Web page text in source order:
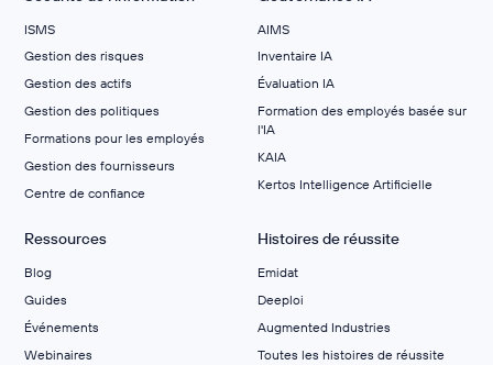
ISMS
Gestion des risques
Gestion des actifs
Gestion des politiques
Formations pour les employés
Gestion des fournisseurs
Centre de confiance
AIMS
Inventaire IA
Évaluation IA
Formation des employés basée sur
l'IA
KAIA
Kertos Intelligence Artificielle
Ressources
Blog
Guides
Événements
Webinaires
Histoires de réussite
Emidat
Deeploi
Augmented Industries
Toutes les histoires de réussite